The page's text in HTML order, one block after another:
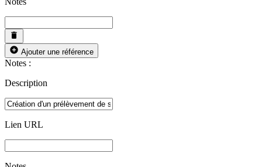
Ajouter une référence
Notes :
Description
Lien URL